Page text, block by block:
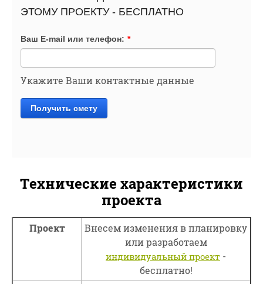
ЭТОМУ ПРОЕКТУ - БЕСПЛАТНО
Ваш E-mail или телефон: *
Укажите Ваши контактные данные
Получить смету
Технические характеристики
проекта
Проект
Внесем изменения в планировку
или разработаем
индивидуальный проект -
бесплатно!